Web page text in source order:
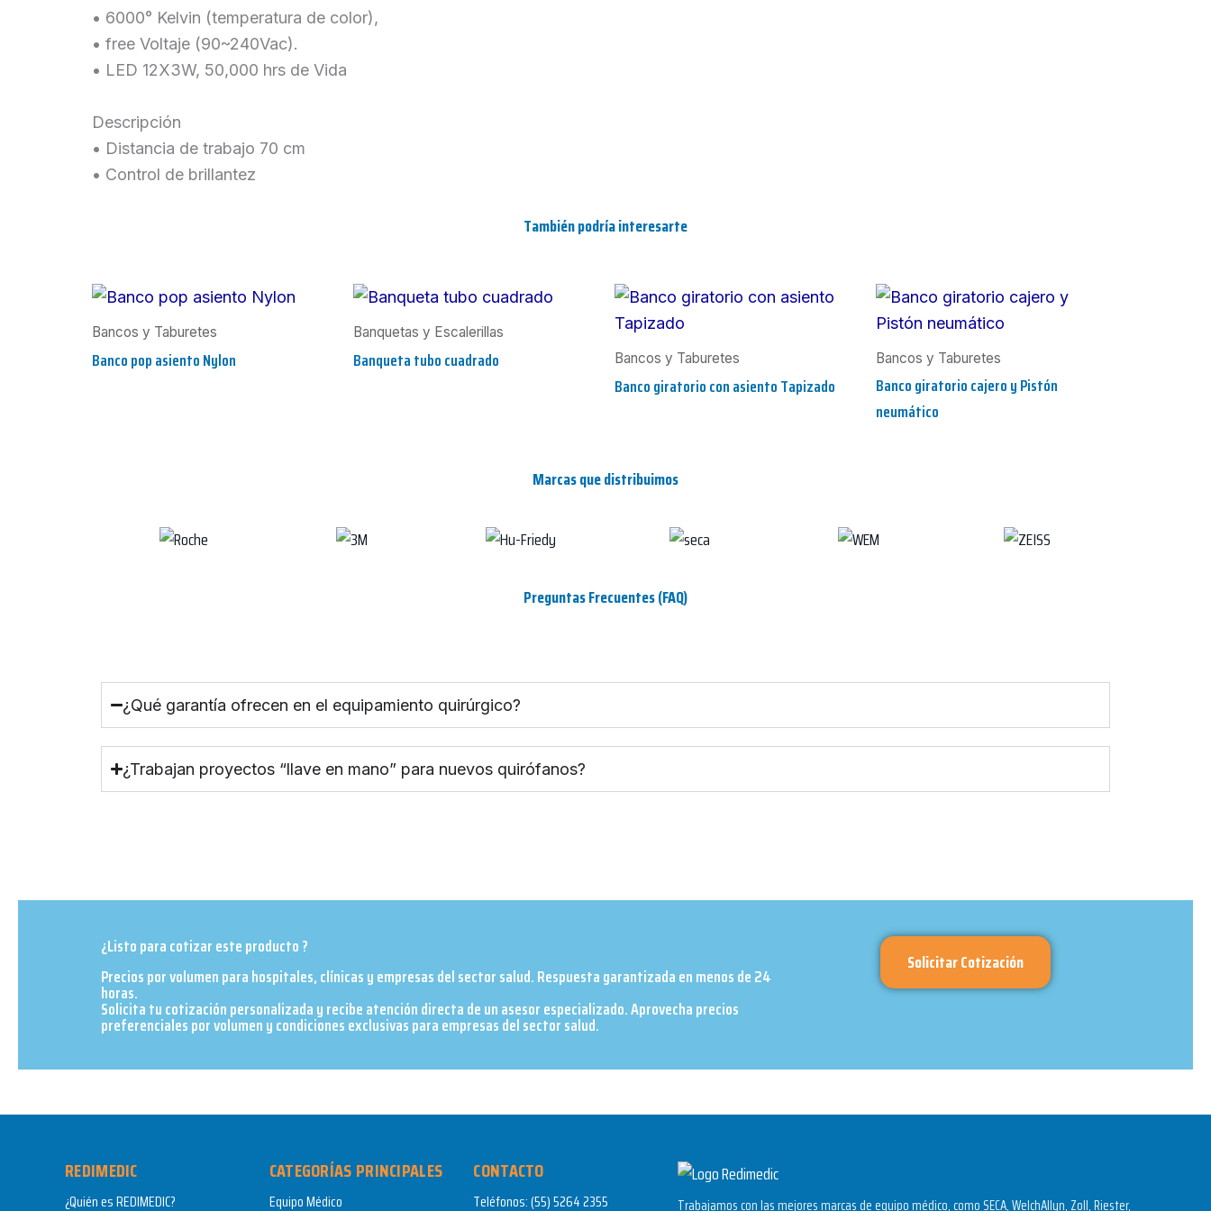
• 6000° Kelvin (temperatura de color),
• free Voltaje (90~240Vac).
• LED 12X3W, 50,000 hrs de Vida
Descripción
• Distancia de trabajo 70 cm
• Control de brillantez
También podría interesarte
Bancos y Taburetes
Banco pop asiento Nylon
Banquetas y Escalerillas
Banqueta tubo cuadrado Bancos y Taburetes
Banco giratorio con asiento Tapizado
Bancos y Taburetes
Banco giratorio cajero y Pistón
neumático
Marcas que distribuimos
Preguntas Frecuentes (FAQ)
¿Qué garantía ofrecen en el equipamiento quirúrgico?
¿Trabajan proyectos “llave en mano” para nuevos quirófanos?
¿Listo para cotizar este producto ?
Precios por volumen para hospitales, clínicas y empresas del sector salud. Respuesta garantizada en menos de 24
horas.
Solicita tu cotización personalizada y recibe atención directa de un asesor especializado. Aprovecha precios
preferenciales por volumen y condiciones exclusivas para empresas del sector salud.​
Solicitar Cotización
REDIMEDIC
¿Quién es REDIMEDIC?
CATEGORÍAS PRINCIPALES
Equipo Médico
CONTACTO
Teléfonos:(55) 5264 2355 Trabajamos con las mejores marcas de equipo médico, como SECA, WelchAllyn, Zoll, Riester,